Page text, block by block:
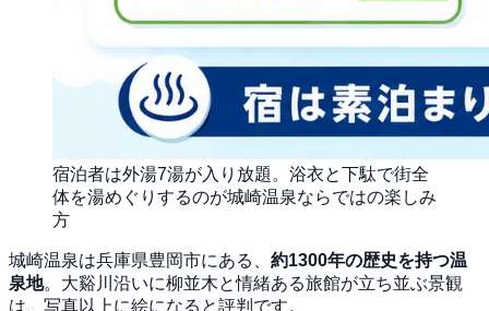
宿泊者は外湯7湯が入り放題。浴衣と下駄で街全
体を湯めぐりするのが城崎温泉ならではの楽しみ
方
城崎温泉は兵庫県豊岡市にある、 約1300年の歴史を持つ温
泉地。大谿川沿いに柳並木と情緒ある旅館が立ち並ぶ景観
は、写真以上に絵になると評判です。